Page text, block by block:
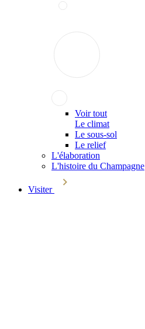
Voir tout
Le climat
Le sous-sol
Le relief
L'élaboration
L'histoire du Champagne
Visiter